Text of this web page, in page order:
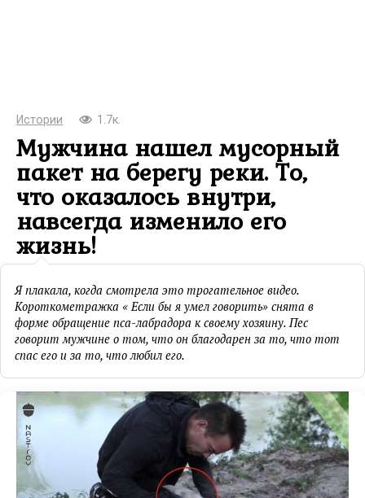
Истории 1.7к.
Мужчина нашел мусорный
пакет на берегу реки. То,
что оказалось внутри,
навсегда изменило его
жизнь!
Я плакала, когда смотрела это трогательное видео.
Короткометражка « Если бы я умел говорить» снята в
форме обращение пса-лабрадора к своему хозяину. Пес
говорит мужчине о том, что он благодарен за то, что тот
спас его и за то, что любил его.